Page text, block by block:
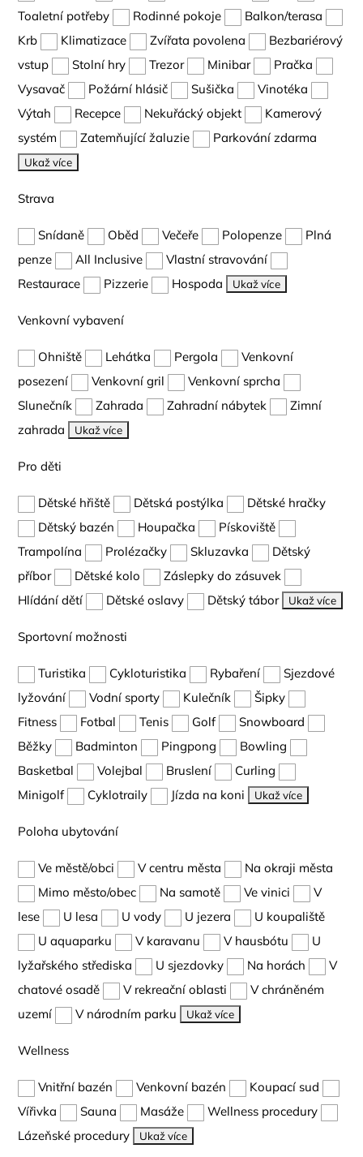
Toaletní potřeby
Rodinné pokoje
Balkon/terasa
Krb
Klimatizace Zvířata povolena
Bezbariérový
vstup
Stolní hry Trezor Minibar
Pračka
Vysavač
Požární hlásič Sušička
Vinotéka
Výtah
Recepce Nekuřácký objekt
Kamerový
systém
Zatemňující žaluzie Parkování zdarma
Ukaž více
Strava
Snídaně Oběd Večeře Polopenze
Plná
penze
All Inclusive
Vlastní stravování
Restaurace
Pizzerie Hospoda Ukaž více
Venkovní vybavení
Ohniště Lehátka Pergola
Venkovní
posezení
Venkovní gril
Venkovní sprcha
Slunečník
Zahrada Zahradní nábytek
Zimní
zahrada
Ukaž více
Pro děti
Dětské hřiště Dětská postýlka
Dětské hračky
Dětský bazén
Houpačka
Pískoviště
Trampolína
Prolézačky Skluzavka
Dětský
příbor
Dětské kolo
Záslepky do zásuvek
Hlídání dětí
Dětské oslavy Dětský tábor Ukaž více
Sportovní možnosti
Turistika Cykloturistika Rybaření
Sjezdové
lyžování
Vodní sporty Kulečník
Šipky
Fitness
Fotbal Tenis Golf
Snowboard
Běžky
Badminton Pingpong
Bowling
Basketbal
Volejbal Bruslení
Curling
Minigolf
Cyklotraily Jízda na koni Ukaž více
Poloha ubytování
Ve městě/obci V centru města
Na okraji města
Mimo město/obec
Na samotě Ve vinici
V
lese
U lesa U vody U jezera
U koupaliště
U aquaparku
V karavanu V hausbótu
U
lyžařského střediska
U sjezdovky Na horách
V
chatové osadě
V rekreační oblasti
V chráněném
uzemí
V národním parku Ukaž více
Wellness
Vnitřní bazén Venkovní bazén
Koupací sud
Vířivka
Sauna Masáže
Wellness procedury
Lázeňské procedury
Ukaž více